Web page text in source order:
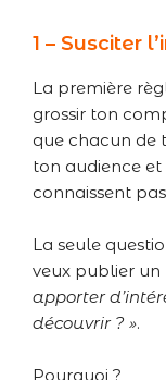
1 – Susciter
La première
grossir ton
que chacun de
ton audience et
connaissent
La seule
veux publier un
apporter
découvrir ? ».
Pourquoi ?